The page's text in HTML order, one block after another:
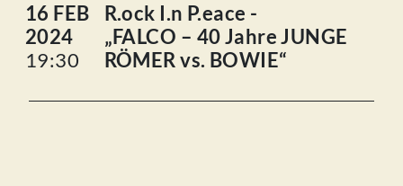
16 FEB
2024
19:30
R.ock I.n P.eace -
„FALCO – 40 Jahre JUNGE
RÖMER vs. BOWIE“